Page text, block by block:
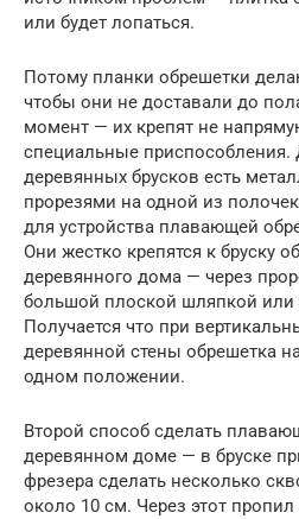
или будет лопаться.
Потому планки обрешетки
чтобы они не доставали до
момент — их крепят не
специальные приспособления.
деревянных брусков есть
прорезями на одной из
для устройства плавающей
Они жестко крепятся к бруску
деревянного дома — через
большой плоской шляпкой или
Получается что при
деревянной стены обрешетка
одном положении.
Второй способ сделать
деревянном доме — в бруске
фрезера сделать несколько
около 10 см. Через этот